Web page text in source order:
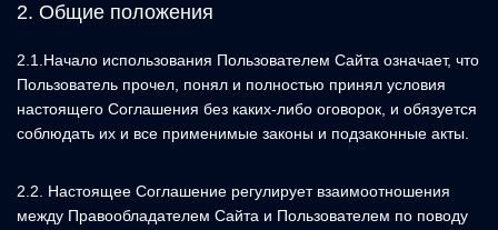
2. Общие положения
2.1.Начало использования Пользователем Сайта означает, что
Пользователь прочел, понял и полностью принял условия
настоящего Соглашения без каких-либо оговорок, и обязуется
соблюдать их и все применимые законы и подзаконные акты.
2.2. Настоящее Соглашение регулирует взаимоотношения
между Правообладателем Сайта и Пользователем по поводу